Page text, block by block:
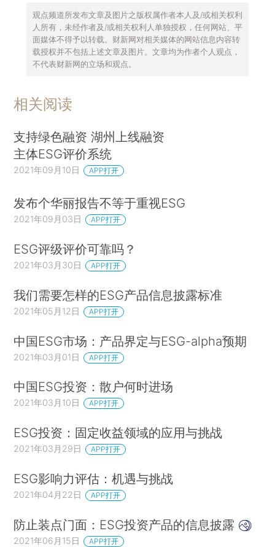
观点频道所发布文章及图片之版权属作者本人及/或相关权利
人所有，未经作者及/或相关权利人单独授权，任何网站、平
面媒体不得予以转载。财新网对相关媒体的网站信息内容转
载授权并不包括上述文章及图片。文章均为作者个人观点，
不代表财新网的立场和观点。
相关阅读
支持绿色融资 湖州上线融资
主体ESG评价系统
2021年09月10日 APP打开
发布个华丽报告不等于重视ESG
2021年09月03日 APP打开
ESG评级评价可靠吗？
2021年03月30日 APP打开
我们需要怎样的ESG产品信息披露标准
2021年05月12日 APP打开
中国ESG市场：产品界定与ESG-alpha预期
2021年03月01日 APP打开
中国ESG投资：散户何时进场
2021年03月10日 APP打开
ESG投资：固定收益领域的应用与挑战
2021年03月29日 APP打开
ESG影响力评估：机遇与挑战
2021年04月22日 APP打开
防止装点门面：ESG投资产品的信息披露
2021年06月15日 APP打开